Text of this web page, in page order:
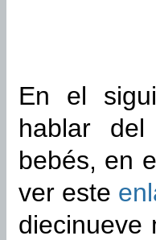
En el
hablar
bebés, en
ver este
diecinueve